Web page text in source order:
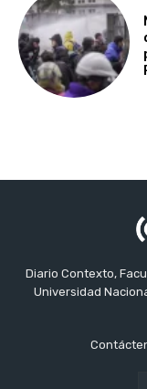
Diario Contexto,
Universidad